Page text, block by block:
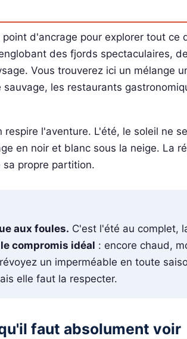
d'ancrage pour explorer tout ce
des fjords spectaculaires,
Vous trouverez ici un mélange
les restaurants
l'aventure. L'été, le soleil ne
en noir et blanc sous la neige. La
sa propre partition.
aux foules. C'est l'été au complet,
compromis idéal : encore chaud,
un imperméable en toute
elle faut la respecter.
faut absolument voir